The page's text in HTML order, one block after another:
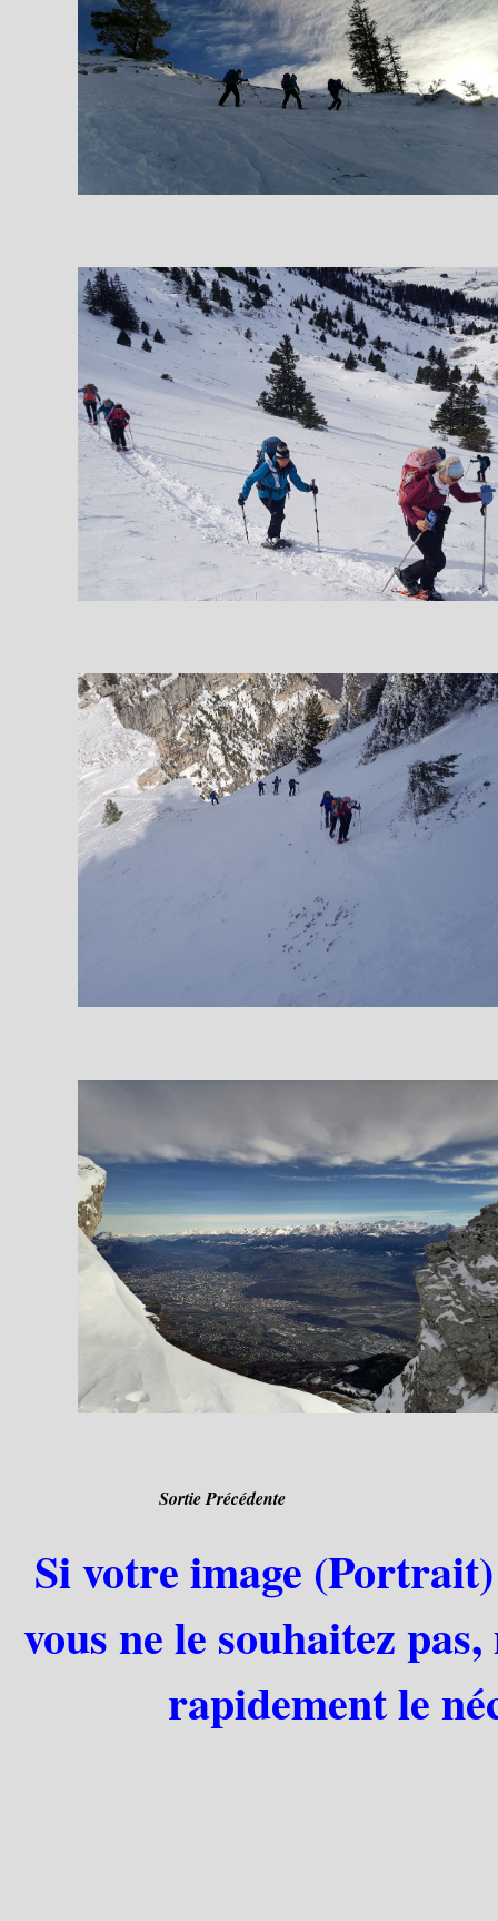
Sortie Précédente
Si votre image
vous ne le souhaitez
rapidement le